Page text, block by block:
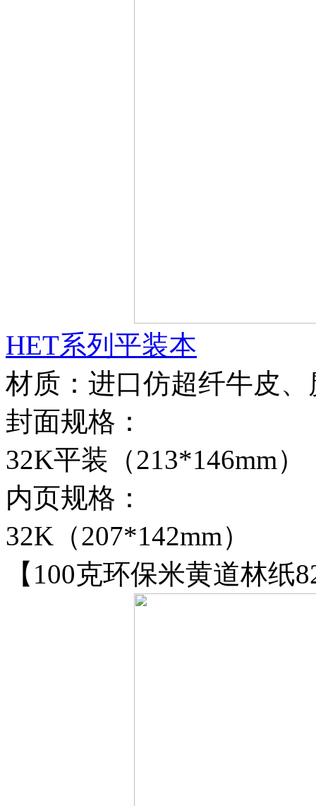
HET系列平装本
材质：进口仿超纤牛皮、
封面规格：
32K平装（213*146mm）
内页规格：
32K（207*142mm）
【100克环保米黄道林纸